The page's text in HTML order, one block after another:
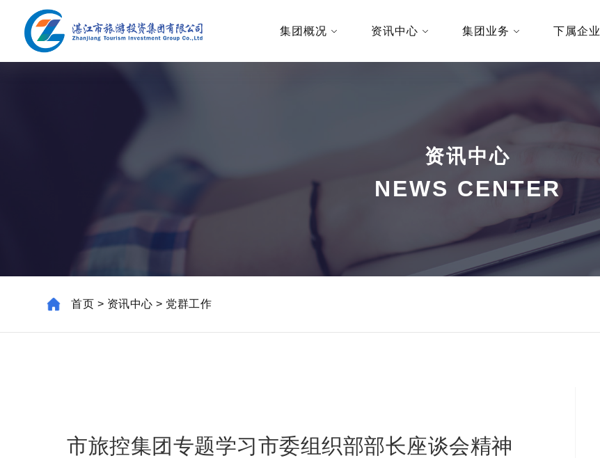
集团概况 资讯中心 集团业务 下属企业
资讯中心
NEWS CENTER
首页 > 资讯中心 > 党群工作
市旅控集团专题学习市委组织部部长座谈会精神